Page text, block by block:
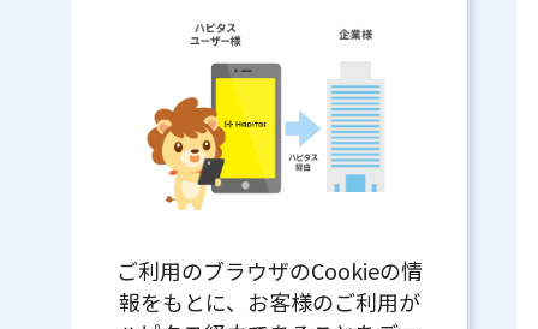
ご利用のブラウザのCookieの情
報をもとに、お客様のご利用が